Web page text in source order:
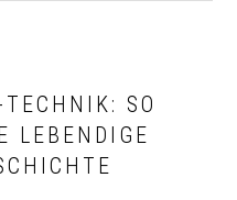
SO
LEBENDIGE